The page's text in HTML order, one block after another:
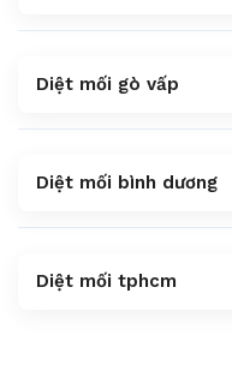
Diệt mối gò vấp
Diệt mối bình dương
Diệt mối tphcm